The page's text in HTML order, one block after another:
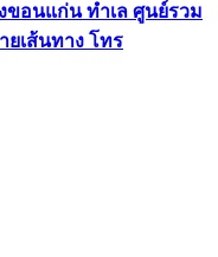
ขอนแก่น ทำเล ศูนย์รวม
ยเส้นทาง โทร